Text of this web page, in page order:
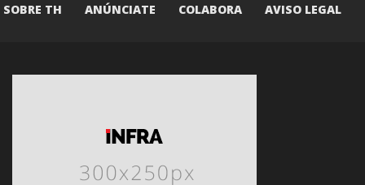
SOBRE TH ANÚNCIATE COLABORA AVISO LEGAL